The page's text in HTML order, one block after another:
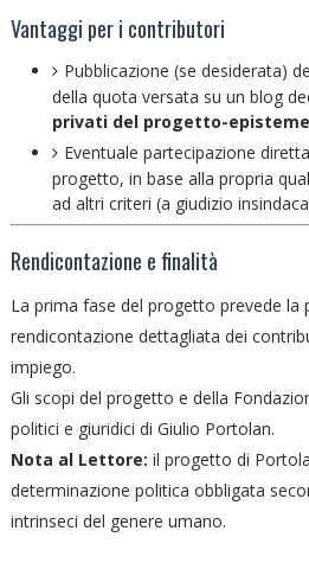
Vantaggi per i contributori
Pubblicazione (se desiderata)
della quota versata su un blog
privati del progetto-episteme
Eventuale partecipazione
progetto, in base alla propria
ad altri criteri (a giudizio
Rendicontazione e finalità
La prima fase del progetto prevede la
rendicontazione dettagliata dei
impiego.
Gli scopi del progetto e della
politici e giuridici di Giulio Portolan.
Nota al Lettore: il progetto di
determinazione politica obbligata
intrinseci del genere umano.